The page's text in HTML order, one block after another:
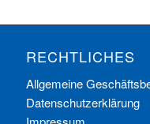
RECHTLICHES
Allgemeine
Datenschutzerklärung